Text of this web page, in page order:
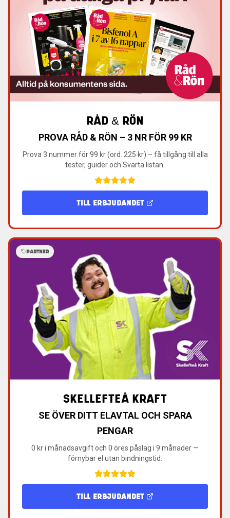
RÅD & RÖN
PROVA RÅD & RÖN – 3 NR FÖR 99 KR
Prova 3 nummer för 99 kr (ord. 225 kr) – få tillgång till alla
tester, guider och Svarta listan.
TILL ERBJUDANDET
PARTNER
SKELLEFTEÅ KRAFT
SE ÖVER DITT ELAVTAL OCH SPARA
PENGAR
0 kr i månadsavgift och 0 öres påslag i 9 månader —
förnybar el utan bindningstid.
TILL ERBJUDANDET